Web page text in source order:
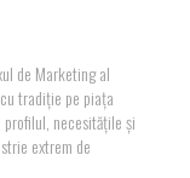
de Marketing al
tradiție pe piața
necesitățile și
extrem de